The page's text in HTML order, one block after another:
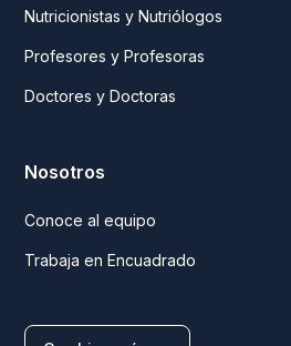
Nutricionistas y Nutriólogos
Profesores y Profesoras
Doctores y Doctoras
Nosotros
Conoce al equipo
Trabaja en Encuadrado